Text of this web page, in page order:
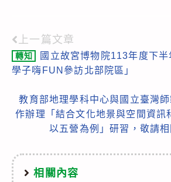
Read
more
上一篇文章
轉知
國立故宮博物院113年度下
學子嗨FUN參訪北部院區」
教育部地理學科中心與國立臺灣
作辦理「結合文化地景與空間資訊
以五營為例」研習，敬請
相關內容